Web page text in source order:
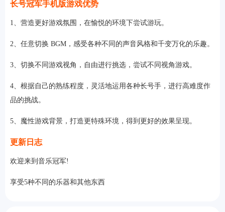
长号冠军手机版游戏优势
1、营造更好游戏氛围，在愉悦的环境下尝试游玩。
2、任意切换 BGM，感受各种不同的声音风格和千变万化的乐趣。
3、切换不同游戏视角，自由进行挑选，尝试不同视角游戏。
4、根据自己的熟练程度，灵活地运用各种长号手，进行高难度作
品的挑战。
5、魔性游戏背景，打造更特殊环境，得到更好的效果呈现。
更新日志
欢迎来到音乐冠军!
享受5种不同的乐器和其他东西